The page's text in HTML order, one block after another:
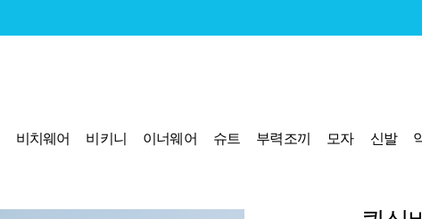
비치웨어 비키니 이너웨어 슈트 부력조끼 모자 신발